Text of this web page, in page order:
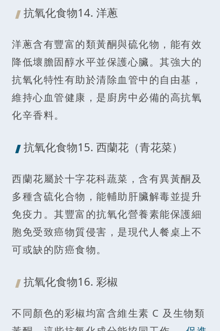
抗氧化食物14. 洋蔥
洋蔥含有豐富的類黃酮與硫化物，能有效
降低壞膽固醇水平並保護心臟。其強大的
抗氧化特性有助於清除血管中的自由基，
維持心血管健康，是廚房中必備的高抗氧
化辛香料。
抗氧化食物15. 西蘭花（青花菜）
西蘭花屬於十字花科蔬菜，含有異黃酮及
多種含硫化合物，能輔助肝臟解毒並提升
免疫力。其豐富的抗氧化營養素能保護細
胞免受致癌物質侵害，是現代人餐桌上不
可或缺的防癌食物。
抗氧化食物16. 彩椒
不同顏色的彩椒均富含維生素 C 及生物類